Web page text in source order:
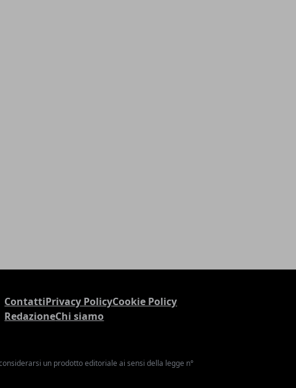
ContattiPrivacy PolicyCookie Policy
RedazioneChi siamo
un prodotto editoriale ai sensi della legge n°